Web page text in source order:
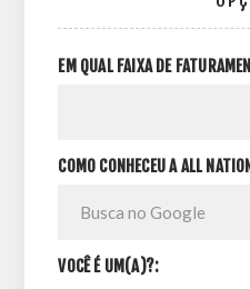
EM QUAL FAIXA DE
COMO CONHECEU A ALL
VOCÊ É UM(A)?: